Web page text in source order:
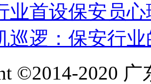
业首设保安员
巡逻：保安行
©2014-2020